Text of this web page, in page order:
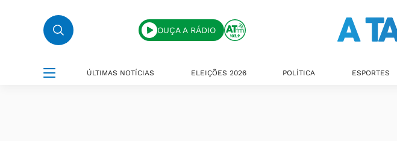
OUÇA A RÁDIO
ÚLTIMAS NOTÍCIAS ELEIÇÕES 2026 POLÍTICA ESPORTES